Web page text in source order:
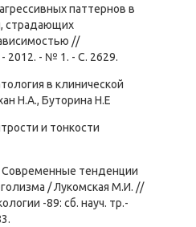
паттернов в
страдающих
//
2012. - № 1. - С. 2629.
в клинической
Н.А., Буторина Н.Е
и тонкости
Современные тенденции
/ Лукомская М.И. //
-89: сб. науч. тр.-